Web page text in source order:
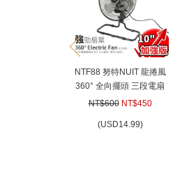
NTF88 努特NUIT 龍捲風
360° 全向擺頭 三段電扇
電風扇落地扇空氣循環扇
NT$600 NT$450
(USD14.99)
prev